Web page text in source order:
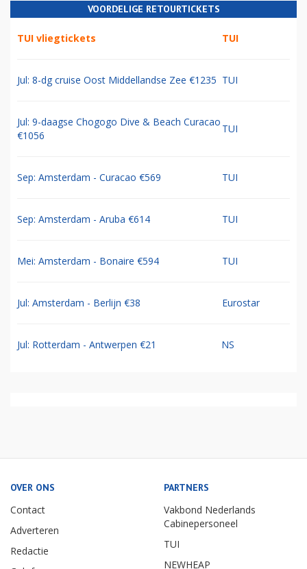
VOORDELIGE RETOURTICKETS
TUI vliegtickets TUI
Jul: 8-dg cruise Oost Middellandse Zee €1235 TUI
Jul: 9-daagse Chogogo Dive & Beach Curacao
€1056
TUI
Sep: Amsterdam - Curacao €569 TUI
Sep: Amsterdam - Aruba €614 TUI
Mei: Amsterdam - Bonaire €594 TUI
Jul: Amsterdam - Berlijn €38 Eurostar
Jul: Rotterdam - Antwerpen €21 NS
OVER ONS
Contact
Adverteren
Redactie
PARTNERS
Vakbond Nederlands
Cabinepersoneel
TUI
NEWHEAP